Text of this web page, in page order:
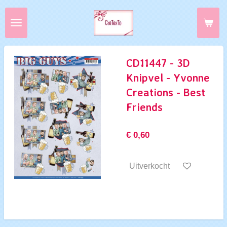
Ga
direct
de
hoofdinhoud
CD11447 - 3D
Knipvel - Yvonne
Creations - Best
Friends
€ 0,60
Uitverkocht